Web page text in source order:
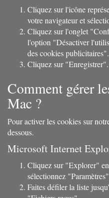
Cliquez sur l'icône
votre navigateur et
Cliquez sur l'onglet
l'option "Désactiver
des cookies publicitaires".
Cliquez sur "Enregistrer".
Comment gérer
Mac ?
Pour activer les cookies sur
dessous.
Microsoft Internet
Cliquez sur "Explorer"
sélectionnez
Faites défiler la liste